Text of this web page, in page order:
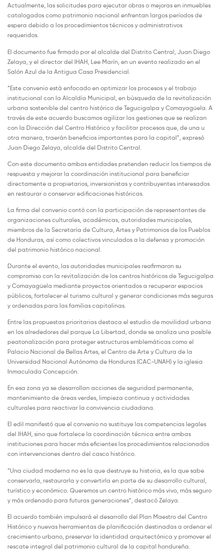
Actualmente, las solicitudes para ejecutar obras o mejoras en inmuebles
catalogados como patrimonio nacional enfrentan largos períodos de
espera debido a los procedimientos técnicos y administrativos
requeridos.
El documento fue firmado por el alcalde del Distrito Central, Juan Diego
Zelaya, y el director del IHAH, Lee Marín, en un evento realizado en el
Salón Azul de la Antigua Casa Presidencial.
“Este convenio está enfocado en optimizar los procesos y el trabajo
institucional con la Alcaldía Municipal, en búsqueda de la revitalización
urbana sostenible del centro histórico de Tegucigalpa y Comayagüela. A
través de este acuerdo buscamos agilizar las gestiones que se realizan
con la Dirección del Centro Histórico y facilitar procesos que, de una u
otra manera, traerán beneficios importantes para la capital”, expresó
Juan Diego Zelaya, alcalde del Distrito Central.
Con este documento ambas entidades pretenden reducir los tiempos de
respuesta y mejorar la coordinación institucional para beneficiar
directamente a propietarios, inversionistas y contribuyentes interesados
en restaurar o conservar edificaciones históricas.
La firma del convenio contó con la participación de representantes de
organizaciones culturales, académicas, autoridades municipales,
miembros de la Secretaría de Cultura, Artes y Patrimonios de los Pueblos
de Honduras, así como colectivos vinculados a la defensa y promoción
del patrimonio histórico nacional.
Durante el evento, las autoridades municipales reafirmaron su
compromiso con la revitalización de los centros históricos de Tegucigalpa
y Comayagüela mediante proyectos orientados a recuperar espacios
públicos, fortalecer el turismo cultural y generar condiciones más seguras
y ordenadas para las familias capitalinas.
Entre las propuestas prioritarias destaca el estudio de movilidad urbana
en los alrededores del parque La Libertad, donde se analiza una posible
peatonalización para proteger estructuras emblemáticas como el
Palacio Nacional de Bellas Artes, el Centro de Arte y Cultura de la
Universidad Nacional Autónoma de Honduras (CAC-UNAH) y la iglesia
Inmaculada Concepción.
En esa zona ya se desarrollan acciones de seguridad permanente,
mantenimiento de áreas verdes, limpieza continua y actividades
culturales para reactivar la convivencia ciudadana.
El edil manifestó que el convenio no sustituye las competencias legales
del IHAH, sino que fortalece la coordinación técnica entre ambas
instituciones para hacer más eficientes los procedimientos relacionados
con intervenciones dentro del casco histórico.
“Una ciudad moderna no es la que destruye su historia, es la que sabe
conservarla, restaurarla y convertirla en parte de su desarrollo cultural,
turístico y económico. Queremos un centro histórico más vivo, más seguro
y más ordenado para futuras generaciones”, destacó Zelaya.
El acuerdo también impulsará el desarrollo del Plan Maestro del Centro
Histórico y nuevas herramientas de planificación destinadas a ordenar el
crecimiento urbano, preservar la identidad arquitectónica y promover el
rescate integral del patrimonio cultural de la capital hondureña.